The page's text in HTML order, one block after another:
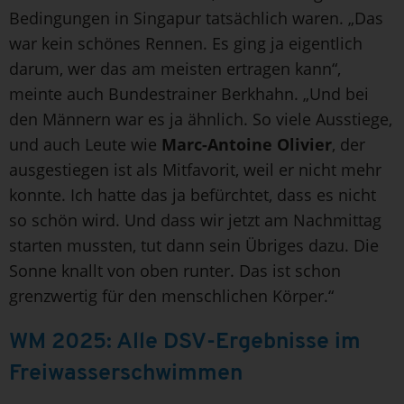
Bedingungen in Singapur tatsächlich waren. „Das
war kein schönes Rennen. Es ging ja eigentlich
darum, wer das am meisten ertragen kann“,
meinte auch Bundestrainer Berkhahn. „Und bei
den Männern war es ja ähnlich. So viele Ausstiege,
und auch Leute wie Marc-Antoine Olivier, der
ausgestiegen ist als Mitfavorit, weil er nicht mehr
konnte. Ich hatte das ja befürchtet, dass es nicht
so schön wird. Und dass wir jetzt am Nachmittag
starten mussten, tut dann sein Übriges dazu. Die
Sonne knallt von oben runter. Das ist schon
grenzwertig für den menschlichen Körper.“
WM 2025: Alle DSV-Ergebnisse im
Freiwasserschwimmen